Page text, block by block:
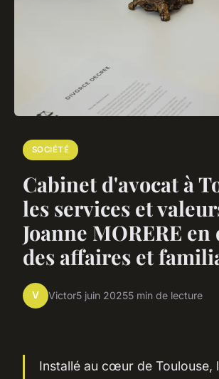
SOCIÉTÉ
Cabinet d'avocat à
les services et
Joanne MORERE
des affaires et
V Victor5 juin 20255 min de lecture
Installé au cœur de Toulouse,